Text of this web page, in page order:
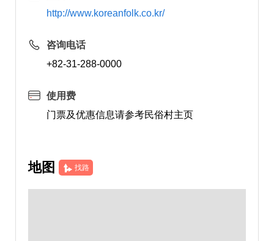
http://www.koreanfolk.co.kr/
咨询电话
+82-31-288-0000
使用费
门票及优惠信息请参考民俗村主页
地图 找路